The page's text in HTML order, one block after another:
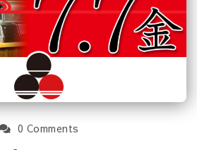
0 Comments